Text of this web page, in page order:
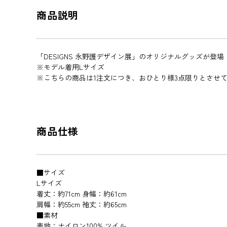
商品説明
「DESIGNS 永野護デザイン展」のオリジナルグッズが登場
※モデル着用Lサイズ
※こちらの商品は1注文につき、おひとり様3点限りとさせて
商品仕様
■サイズ
Lサイズ
着丈：約71cm 身幅：約61cm
肩幅：約55cm 袖丈：約65cm
■素材